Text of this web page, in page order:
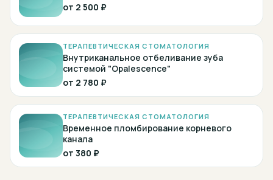
от 2 500 ₽
ТЕРАПЕВТИЧЕСКАЯ СТОМАТОЛОГИЯ
Внутриканальное отбеливание зуба
системой "Opalescence"
от 2 780 ₽
ТЕРАПЕВТИЧЕСКАЯ СТОМАТОЛОГИЯ
Временное пломбирование корневого
канала
от 380 ₽